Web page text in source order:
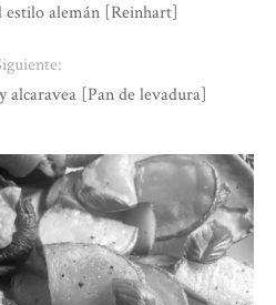
estilo alemán [Reinhart]
alcaravea [Pan de levadura]